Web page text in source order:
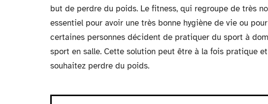
but de perdre du poids. Le fitness, qui regroupe de très
essentiel pour avoir une très bonne hygiène de vie ou
certaines personnes décident de pratiquer du sport à
sport en salle. Cette solution peut être à la fois pratique
souhaitez perdre du poids.